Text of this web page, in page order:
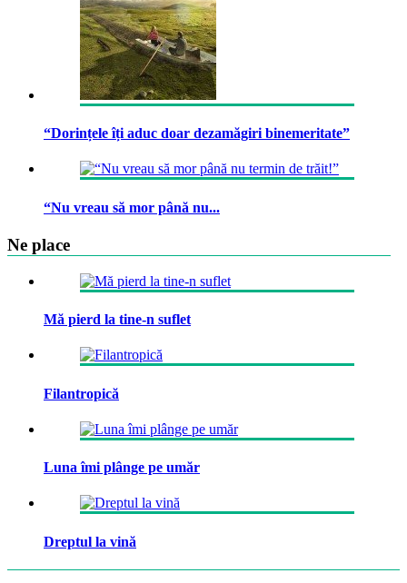
“Dorințele îți aduc doar dezamăgiri binemeritate”
“Nu vreau să mor până nu...
Ne place
Mă pierd la tine-n suflet
Filantropică
Luna îmi plânge pe umăr
Dreptul la vină